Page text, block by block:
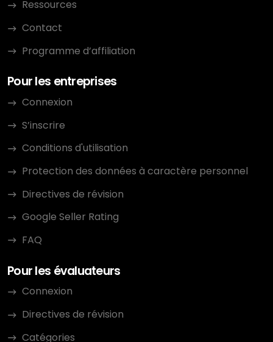
Ressources
Contact
Programme d’affiliation
Pour les entreprises
Connexion
S’inscrire
Conditions d'utilisation
Protection des données à caractère personnel
Directives de révision
Google Seller Rating
FAQ
Pour les évaluateurs
Connexion
Directives de révision
Catégories